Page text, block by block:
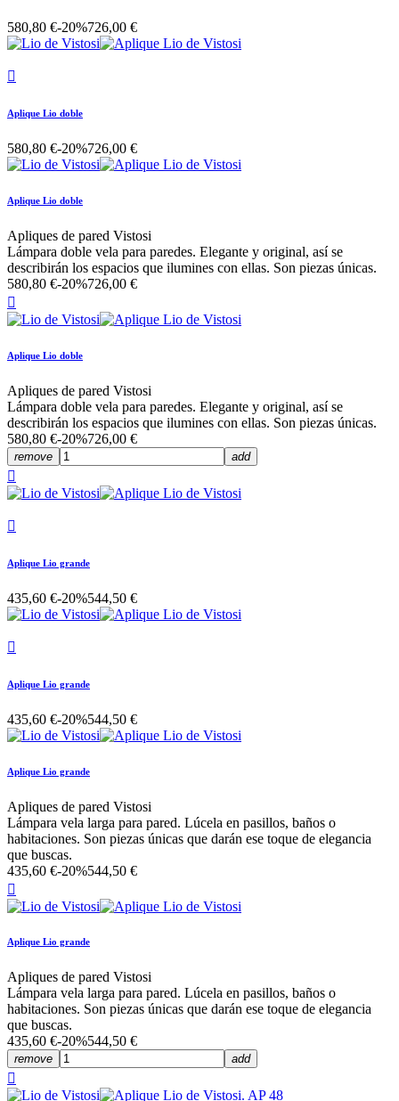
580,80 €-20%726,00 €

Aplique Lio doble
580,80 €-20%726,00 €
Aplique Lio doble
Apliques de pared Vistosi
Lámpara doble vela para paredes. Elegante y original, así se
describirán los espacios que ilumines con ellas. Son piezas únicas.
580,80 €-20%726,00 €

Aplique Lio doble
Apliques de pared Vistosi
Lámpara doble vela para paredes. Elegante y original, así se
describirán los espacios que ilumines con ellas. Son piezas únicas.
580,80 €-20%726,00 €
remove add


Aplique Lio grande
435,60 €-20%544,50 €

Aplique Lio grande
435,60 €-20%544,50 €
Aplique Lio grande
Apliques de pared Vistosi
Lámpara vela larga para pared. Lúcela en pasillos, baños o
habitaciones. Son piezas únicas que darán ese toque de elegancia
que buscas.
435,60 €-20%544,50 €

Aplique Lio grande
Apliques de pared Vistosi
Lámpara vela larga para pared. Lúcela en pasillos, baños o
habitaciones. Son piezas únicas que darán ese toque de elegancia
que buscas.
435,60 €-20%544,50 €
remove add
